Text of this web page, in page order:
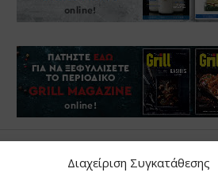
Διαχείριση Συγκατάθεσης